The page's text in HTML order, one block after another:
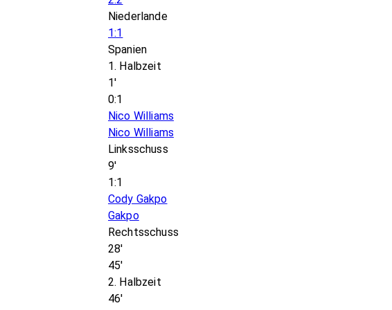
Niederlande
1:1
Spanien
1. Halbzeit
1'
0:1
Nico Williams
Nico Williams
Linksschuss
9'
1:1
Cody Gakpo
Gakpo
Rechtsschuss
28'
45'
2. Halbzeit
46'